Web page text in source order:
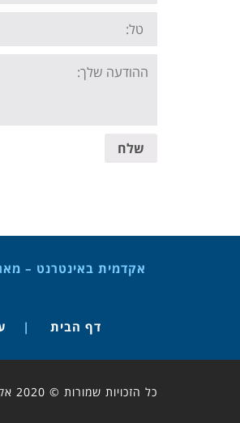
Tel:
Your
message:
שלח
אקדמית באינטרנט –
דף הבית
כל הזכויות שמורות © 2020 אקדמית.